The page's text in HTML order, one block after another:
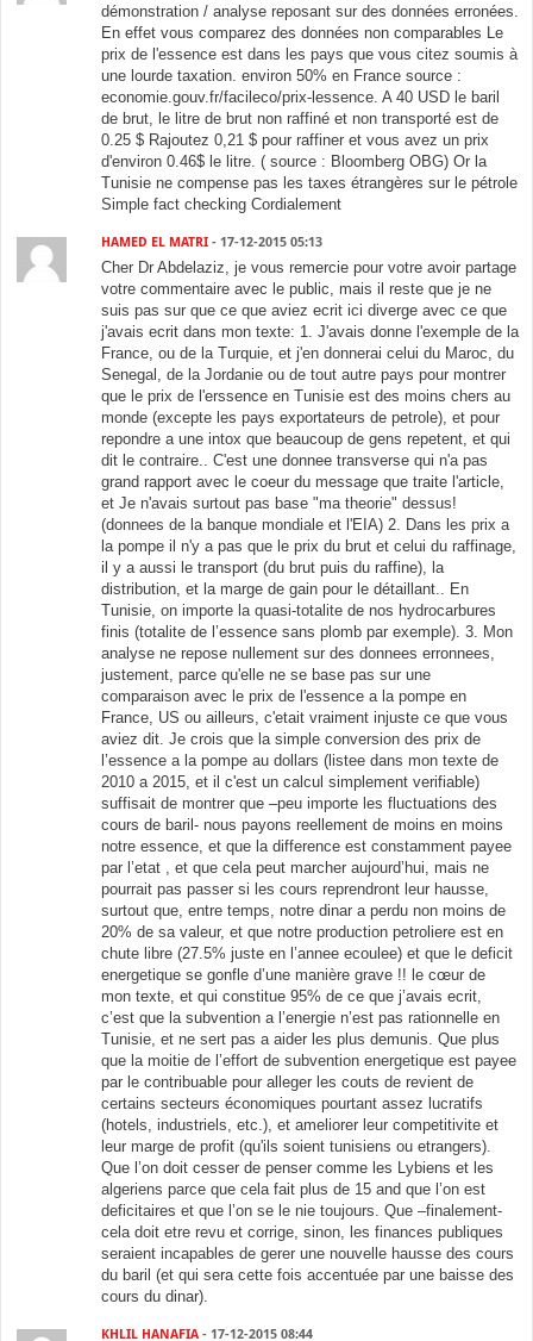
démonstration / analyse reposant sur des données erronées.
En effet vous comparez des données non comparables Le
prix de l'essence est dans les pays que vous citez soumis à
une lourde taxation. environ 50% en France source :
economie.gouv.fr/facileco/prix-lessence. A 40 USD le baril
de brut, le litre de brut non raffiné et non transporté est de
0.25 $ Rajoutez 0,21 $ pour raffiner et vous avez un prix
d'environ 0.46$ le litre. ( source : Bloomberg OBG) Or la
Tunisie ne compense pas les taxes étrangères sur le pétrole
Simple fact checking Cordialement
HAMED EL MATRI - 17-12-2015 05:13
Cher Dr Abdelaziz, je vous remercie pour votre avoir partage
votre commentaire avec le public, mais il reste que je ne
suis pas sur que ce que aviez ecrit ici diverge avec ce que
j'avais ecrit dans mon texte: 1. J'avais donne l'exemple de la
France, ou de la Turquie, et j'en donnerai celui du Maroc, du
Senegal, de la Jordanie ou de tout autre pays pour montrer
que le prix de l'erssence en Tunisie est des moins chers au
monde (excepte les pays exportateurs de petrole), et pour
repondre a une intox que beaucoup de gens repetent, et qui
dit le contraire.. C'est une donnee transverse qui n'a pas
grand rapport avec le coeur du message que traite l'article,
et Je n'avais surtout pas base "ma theorie" dessus!
(donnees de la banque mondiale et l'EIA) 2. Dans les prix a
la pompe il n'y a pas que le prix du brut et celui du raffinage,
il y a aussi le transport (du brut puis du raffine), la
distribution, et la marge de gain pour le détaillant.. En
Tunisie, on importe la quasi-totalite de nos hydrocarbures
finis (totalite de l’essence sans plomb par exemple). 3. Mon
analyse ne repose nullement sur des donnees erronnees,
justement, parce qu'elle ne se base pas sur une
comparaison avec le prix de l'essence a la pompe en
France, US ou ailleurs, c'etait vraiment injuste ce que vous
aviez dit. Je crois que la simple conversion des prix de
l’essence a la pompe au dollars (listee dans mon texte de
2010 a 2015, et il c'est un calcul simplement verifiable)
suffisait de montrer que –peu importe les fluctuations des
cours de baril- nous payons reellement de moins en moins
notre essence, et que la difference est constamment payee
par l’etat , et que cela peut marcher aujourd’hui, mais ne
pourrait pas passer si les cours reprendront leur hausse,
surtout que, entre temps, notre dinar a perdu non moins de
20% de sa valeur, et que notre production petroliere est en
chute libre (27.5% juste en l’annee ecoulee) et que le deficit
energetique se gonfle d’une manière grave !! le cœur de
mon texte, et qui constitue 95% de ce que j’avais ecrit,
c’est que la subvention a l’energie n’est pas rationnelle en
Tunisie, et ne sert pas a aider les plus demunis. Que plus
que la moitie de l’effort de subvention energetique est payee
par le contribuable pour alleger les couts de revient de
certains secteurs économiques pourtant assez lucratifs
(hotels, industriels, etc.), et ameliorer leur competitivite et
leur marge de profit (qu'ils soient tunisiens ou etrangers).
Que l’on doit cesser de penser comme les Lybiens et les
algeriens parce que cela fait plus de 15 and que l’on est
deficitaires et que l’on se le nie toujours. Que –finalement-
cela doit etre revu et corrige, sinon, les finances publiques
seraient incapables de gerer une nouvelle hausse des cours
du baril (et qui sera cette fois accentuée par une baisse des
cours du dinar).
KHLIL HANAFIA - 17-12-2015 08:44